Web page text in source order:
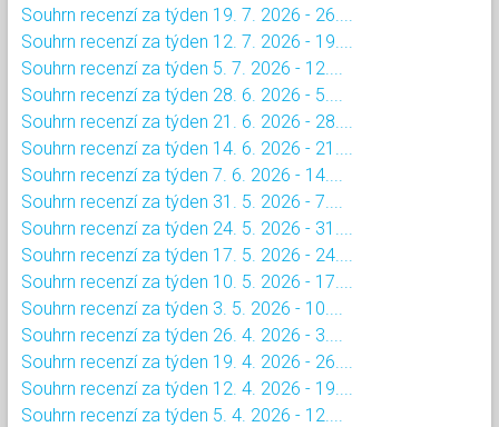
Souhrn recenzí za týden 19. 7. 2026 - 26....
Souhrn recenzí za týden 12. 7. 2026 - 19....
Souhrn recenzí za týden 5. 7. 2026 - 12....
Souhrn recenzí za týden 28. 6. 2026 - 5....
Souhrn recenzí za týden 21. 6. 2026 - 28....
Souhrn recenzí za týden 14. 6. 2026 - 21....
Souhrn recenzí za týden 7. 6. 2026 - 14....
Souhrn recenzí za týden 31. 5. 2026 - 7....
Souhrn recenzí za týden 24. 5. 2026 - 31....
Souhrn recenzí za týden 17. 5. 2026 - 24....
Souhrn recenzí za týden 10. 5. 2026 - 17....
Souhrn recenzí za týden 3. 5. 2026 - 10....
Souhrn recenzí za týden 26. 4. 2026 - 3....
Souhrn recenzí za týden 19. 4. 2026 - 26....
Souhrn recenzí za týden 12. 4. 2026 - 19....
Souhrn recenzí za týden 5. 4. 2026 - 12....